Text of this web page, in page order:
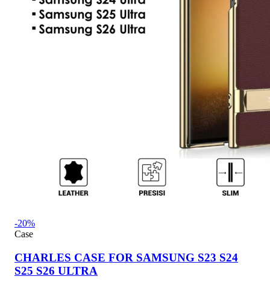
-20%
Case
CHARLES CASE FOR SAMSUNG S23 S24
S25 S26 ULTRA